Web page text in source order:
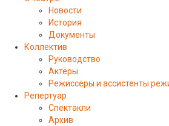
Новости
История
Документы
Коллектив
Руководство
Актёры
Режиссёры и ассистенты
Репертуар
Спектакли
Архив